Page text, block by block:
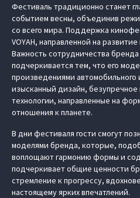
Фестиваль традиционно станет
событием весны, объединив
со всего мира. Поддержка
VOYAH, направленной на
Важность сотрудничества
подчеркивается тем, что его
произведениями автомобильного
изысканный дизайн,
технологии, направленные на
отношения к планете.
В дни фестиваля гости смогут
моделями бренда, которые,
воплощают гармонию формы и
подчеркивает общие ценности
стремление к прогрессу,
настоящему ярких впечатлений.